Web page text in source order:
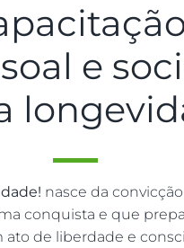
e
nasce da
conquista e que
ato de liberdade e